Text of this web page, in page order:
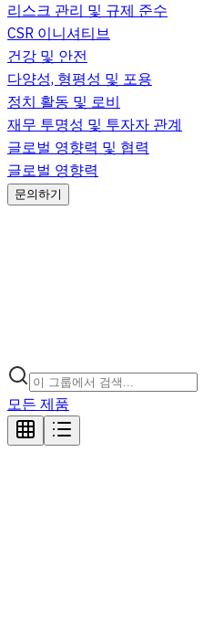
리스크 관리 및 규제 준수
CSR 이니셔티브
건강 및 안전
다양성, 형평성 및 포용
정치 활동 및 로비
재무 투명성 및 투자자 관계
글로벌 영향력 및 협력
글로벌 영향력
문의하기
모든 제품